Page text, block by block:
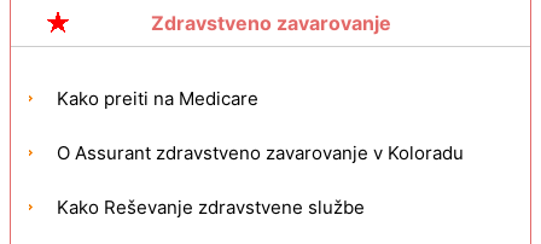
Zdravstveno zavarovanje
Kako preiti na Medicare
O Assurant zdravstveno zavarovanje v Koloradu
Kako Reševanje zdravstvene službe